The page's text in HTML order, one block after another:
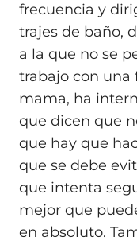
frecuencia y
trajes de baño,
a la que no se
trabajo con una
mama, ha
que dicen que
que hay que
que se debe
que intenta
mejor que
en absoluto.